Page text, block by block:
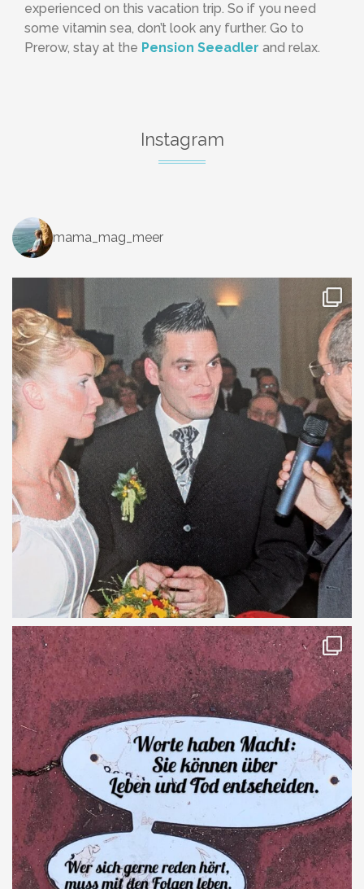
experienced on this vacation trip. So if you need
some vitamin sea, don’t look any further. Go to
Prerow, stay at the Pension Seeadler and relax.
Instagram
mama_mag_meer